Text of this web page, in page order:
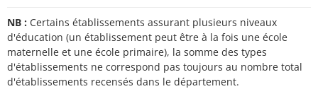
NB : Certains établissements assurant plusieurs niveaux
d'éducation (un établissement peut être à la fois une école
maternelle et une école primaire), la somme des types
d'établissements ne correspond pas toujours au nombre total
d'établissements recensés dans le département.